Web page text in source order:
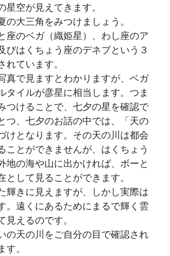
空が見えてきます。
大三角をみつけましょう。
座のベガ（織姫星）、わし座のア
びはくちょう座のデネブという３
ています。
真で見ますとわかりますが、ベガ
タイルが彦星に相当します。つま
つけることで、七夕の星を確認で
つ、七夕のお話の中では、「天の
けとなります。その天の川は都会
ことができませんが、はくちょう
地の海や山に出かければ、ボーと
して見ることができます。
輝きに見えますが、しかし実際は
。遠くにあるためにまるで輝く雲
えるのです。
の天の川をご自分の目で確認され
。